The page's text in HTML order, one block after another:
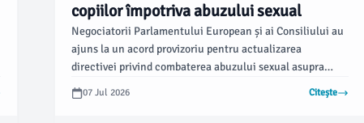
copiilor împotriva abuzului sexual
Negociatorii Parlamentului European și ai Consiliului au
ajuns la un acord provizoriu pentru actualizarea
directivei privind combaterea abuzului sexual asupra
copiilor (CSA), conform newsbv.ro. Noile reglementări
aduc modificări importante care țin cont de evoluțiile
07 Jul 2026 Citește